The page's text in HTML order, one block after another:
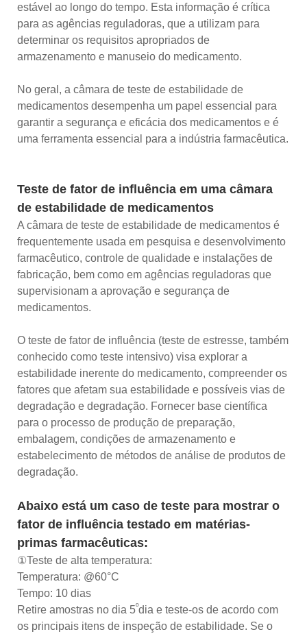
estável ao longo do tempo. Esta informação é crítica
para as agências reguladoras, que a utilizam para
determinar os requisitos apropriados de
armazenamento e manuseio do medicamento.
No geral, a câmara de teste de estabilidade de
medicamentos desempenha um papel essencial para
garantir a segurança e eficácia dos medicamentos e é
uma ferramenta essencial para a indústria farmacêutica.
Teste de fator de influência em uma câmara
de estabilidade de medicamentos
A câmara de teste de estabilidade de medicamentos é
frequentemente usada em pesquisa e desenvolvimento
farmacêutico, controle de qualidade e instalações de
fabricação, bem como em agências reguladoras que
supervisionam a aprovação e segurança de
medicamentos.
O teste de fator de influência (teste de estresse, também
conhecido como teste intensivo) visa explorar a
estabilidade inerente do medicamento, compreender os
fatores que afetam sua estabilidade e possíveis vias de
degradação e degradação. Fornecer base científica
para o processo de produção de preparação,
embalagem, condições de armazenamento e
estabelecimento de métodos de análise de produtos de
degradação.
Abaixo está um caso de teste para mostrar o
fator de influência testado em matérias-
primas farmacêuticas:
①Teste de alta temperatura:
Temperatura: @60°C
Tempo: 10 dias
Retire amostras no dia 5ºdia e teste-os de acordo com
os principais itens de inspeção de estabilidade. Se o